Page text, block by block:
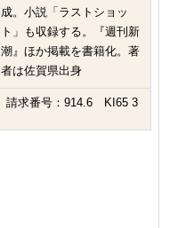
成。小説「ラストショッ
ト」も収録する。『週刊新
潮』ほか掲載を書籍化。著
者は佐賀県出身
請求番号：914.6 KI65 3